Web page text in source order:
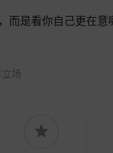
而是看你自己更在意
场